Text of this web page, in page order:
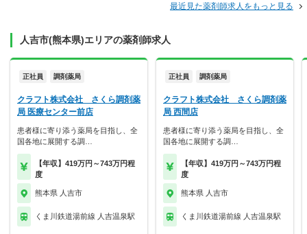
最近見た薬剤師求人をもっと見る
人吉市(熊本県)エリアの薬剤師求人
正社員 調剤薬局
クラフト株式会社 さくら調剤薬
局 医療センター前店
患者様に寄り添う薬局を目指し、全
国各地に展開する調…
【年収】419万円～743万円程
度
熊本県 人吉市
くま川鉄道湯前線 人吉温泉駅
正社員 調剤薬局
クラフト株式会社 さくら調剤薬
局 西間店
患者様に寄り添う薬局を目指し、全
国各地に展開する調…
【年収】419万円～743万円程
度
熊本県 人吉市
くま川鉄道湯前線 人吉温泉駅